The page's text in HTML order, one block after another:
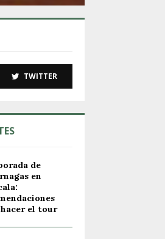
TWITTER
de
en
el tour